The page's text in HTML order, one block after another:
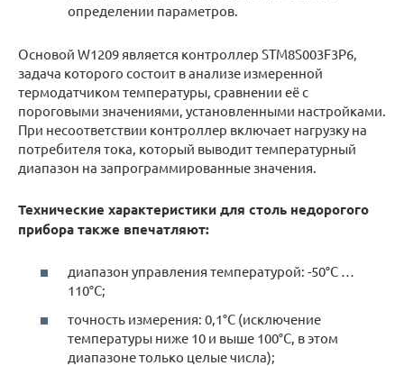
определении параметров.
Основой W1209 является контроллер STM8S003F3P6,
задача которого состоит в анализе измеренной
термодатчиком температуры, сравнении её с
пороговыми значениями, установленными настройками.
При несоответствии контроллер включает нагрузку на
потребителя тока, который выводит температурный
диапазон на запрограммированные значения.
Технические характеристики для столь недорогого
прибора также впечатляют:
диапазон управления температурой: -50°C …
110°C;
точность измерения: 0,1°C (исключение
температуры ниже 10 и выше 100°C, в этом
диапазоне только целые числа);